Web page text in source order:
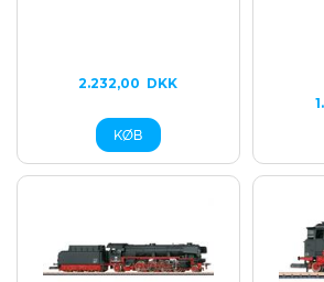
2.232,00 DKK